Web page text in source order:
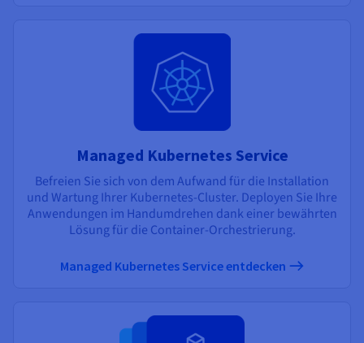
Managed Kubernetes Service
Befreien Sie sich von dem Aufwand für die Installation
und Wartung Ihrer Kubernetes-Cluster. Deployen Sie Ihre
Anwendungen im Handumdrehen dank einer bewährten
Lösung für die Container-Orchestrierung.
Managed Kubernetes Service entdecken